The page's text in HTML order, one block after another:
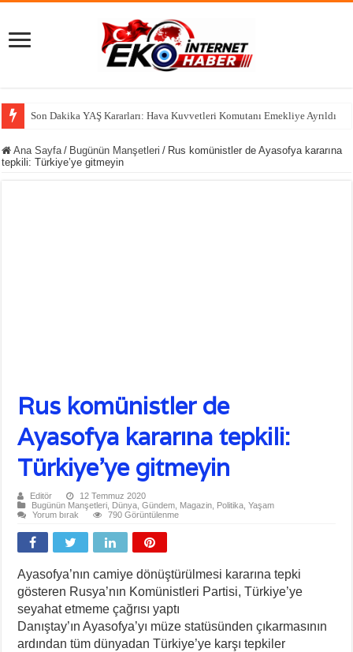
Erdal Beş
Ana Sayfa / Bugünün Manşetleri / Rus komünistler de Ayasofya kararına
tepkili: Türkiye’ye gitmeyin
Rus komünistler de
Ayasofya kararına tepkili:
Türkiye’ye gitmeyin
Editör
12 Temmuz 2020
Bugünün Manşetleri Dünya ,Gündem Magazin Politika ,Yaşam
Yorum bırak
790 Görüntülenme
Ayasofya’nın camiye dönüştürülmesi kararına tepki
gösteren Rusya’nın Komünistleri Partisi, Türkiye’ye
seyahat etmeme çağrısı yaptı
Danıştay’ın Ayasofya’yı müze statüsünden çıkarmasının
ardından tüm dünyadan Türkiye’ye karşı tepkiler